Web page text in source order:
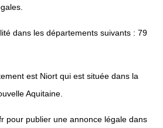
dans les départements suivants : 79
est Niort qui est située dans la
Aquitaine.
pour publier une annonce légale dans